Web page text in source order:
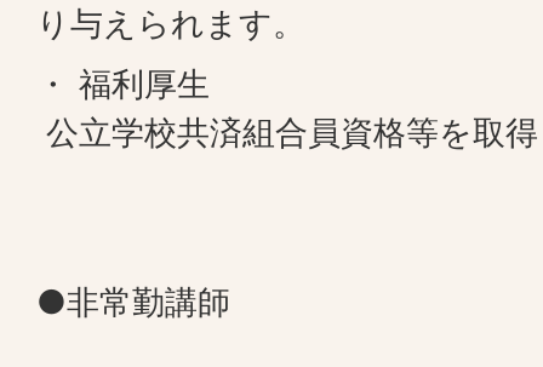
り与えられます。
・ 福利厚生
公立学校共済組合員資格等を取
●非常勤講師